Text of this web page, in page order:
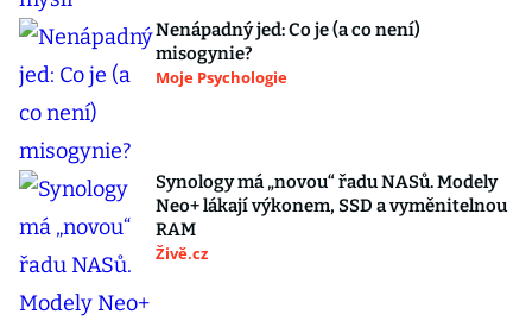
Nenápadný jed: Co je (a co není)
misogynie?
Moje Psychologie
Synology má „novou“ řadu NASů. Modely
Neo+ lákají výkonem, SSD a vyměnitelnou
RAM
Živě.cz